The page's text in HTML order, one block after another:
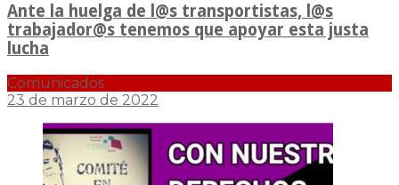
Ante la huelga de l@s transportistas, l@s
trabajador@s tenemos que apoyar esta justa
lucha
Comunicados
23 de marzo de 2022